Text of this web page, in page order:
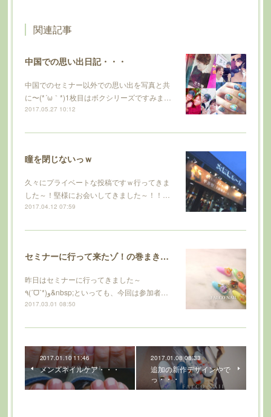
関連記事
中国での思い出日記・・・
中国でのセミナー以外での思い出を写真と共
に〜(*´ω｀*)1枚目はボクシリーズですみま…
2017.05.27 10:12
瞳を閉じないっｗ
久々にプライベートな投稿ですｗ行ってきま
した～！堅様にお会いしてきました～！！…
2017.04.12 07:59
セミナーに行って来たゾ！の巻まき〜(∩❛ڡ❛∩)
昨日はセミナーに行ってきました～
٩(ˊᗜˋ*)و&nbsp;といっても、今回は参加者…
2017.03.01 08:50
2017.01.10 11:46
メンズネイルケア・・・
2017.01.08 08:33
追加の新作デザインやで
っ・・・